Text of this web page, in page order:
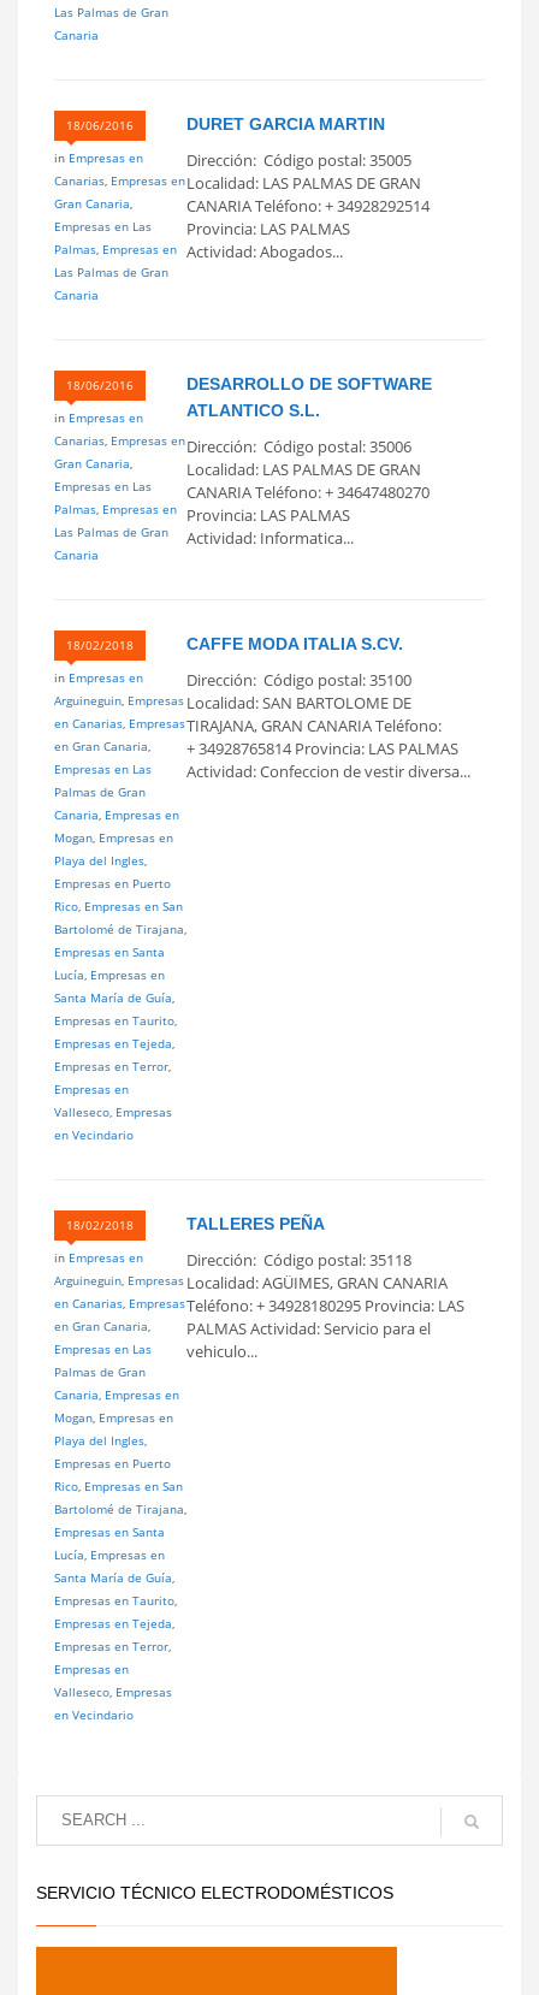
Las Palmas de Gran
Canaria
18/06/2016
in Empresas en
Canarias, Empresas en
Gran Canaria,
Empresas en Las
Palmas, Empresas en
Las Palmas de Gran
Canaria
DURET GARCIA MARTIN
Dirección: Código postal: 35005
Localidad: LAS PALMAS DE GRAN
CANARIA Teléfono: + 34928292514
Provincia: LAS PALMAS
Actividad: Abogados...
18/06/2016
in Empresas en
Canarias, Empresas en
Gran Canaria,
Empresas en Las
Palmas, Empresas en
Las Palmas de Gran
Canaria
DESARROLLO DE SOFTWARE
ATLANTICO S.L.
Dirección: Código postal: 35006
Localidad: LAS PALMAS DE GRAN
CANARIA Teléfono: + 34647480270
Provincia: LAS PALMAS
Actividad: Informatica...
18/02/2018
in Empresas en
Arguineguin, Empresas
en Canarias, Empresas
en Gran Canaria,
Empresas en Las
Palmas de Gran
Canaria, Empresas en
Mogan, Empresas en
Playa del Ingles,
Empresas en Puerto
Rico, Empresas en San
Bartolomé de Tirajana,
Empresas en Santa
Lucía, Empresas en
Santa María de Guía,
Empresas en Taurito,
Empresas en Tejeda,
Empresas en Terror,
Empresas en
Valleseco, Empresas
en Vecindario
CAFFE MODA ITALIA S.CV.
Dirección: Código postal: 35100
Localidad: SAN BARTOLOME DE
TIRAJANA, GRAN CANARIA Teléfono:
+ 34928765814 Provincia: LAS PALMAS
Actividad: Confeccion de vestir diversa...
18/02/2018
in Empresas en
Arguineguin, Empresas
en Canarias, Empresas
en Gran Canaria,
Empresas en Las
Palmas de Gran
Canaria, Empresas en
Mogan, Empresas en
Playa del Ingles,
Empresas en Puerto
Rico, Empresas en San
Bartolomé de Tirajana,
Empresas en Santa
Lucía, Empresas en
Santa María de Guía,
Empresas en Taurito,
Empresas en Tejeda,
Empresas en Terror,
Empresas en
Valleseco, Empresas
en Vecindario
TALLERES PEÑA
Dirección: Código postal: 35118
Localidad: AGÜIMES, GRAN CANARIA
Teléfono: + 34928180295 Provincia: LAS
PALMAS Actividad: Servicio para el
vehiculo...
SERVICIO TÉCNICO ELECTRODOMÉSTICOS